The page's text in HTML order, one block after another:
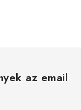
az email